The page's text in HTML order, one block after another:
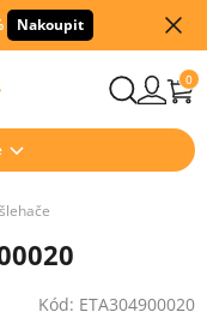
Nakoupit
0
Kód: ETA304900020